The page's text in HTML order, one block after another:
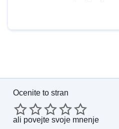
Ocenite to stran
ali povejte svoje mnenje